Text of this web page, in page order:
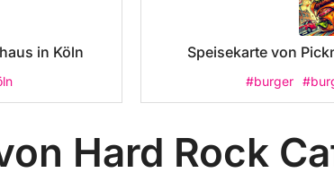
in Köln Speisekarte von
#burger
Hard Rock